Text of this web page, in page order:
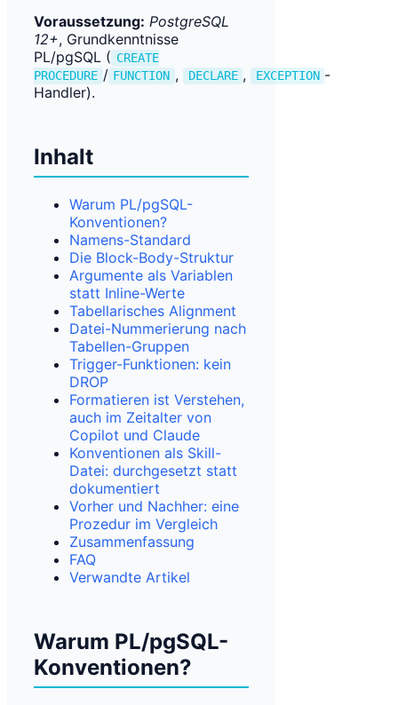
Voraussetzung: PostgreSQL
12+, Grundkenntnisse
PL/pgSQL ( CREATE
PROCEDURE / FUNCTION , DECLARE , EXCEPTION -
Handler).
Inhalt
Warum PL/pgSQL-
Konventionen?
Namens-Standard
Die Block-Body-Struktur
Argumente als Variablen
statt Inline-Werte
Tabellarisches Alignment
Datei-Nummerierung nach
Tabellen-Gruppen
Trigger-Funktionen: kein
DROP
Formatieren ist Verstehen,
auch im Zeitalter von
Copilot und Claude
Konventionen als Skill-
Datei: durchgesetzt statt
dokumentiert
Vorher und Nachher: eine
Prozedur im Vergleich
Zusammenfassung
FAQ
Verwandte Artikel
Warum PL/pgSQL-
Konventionen?